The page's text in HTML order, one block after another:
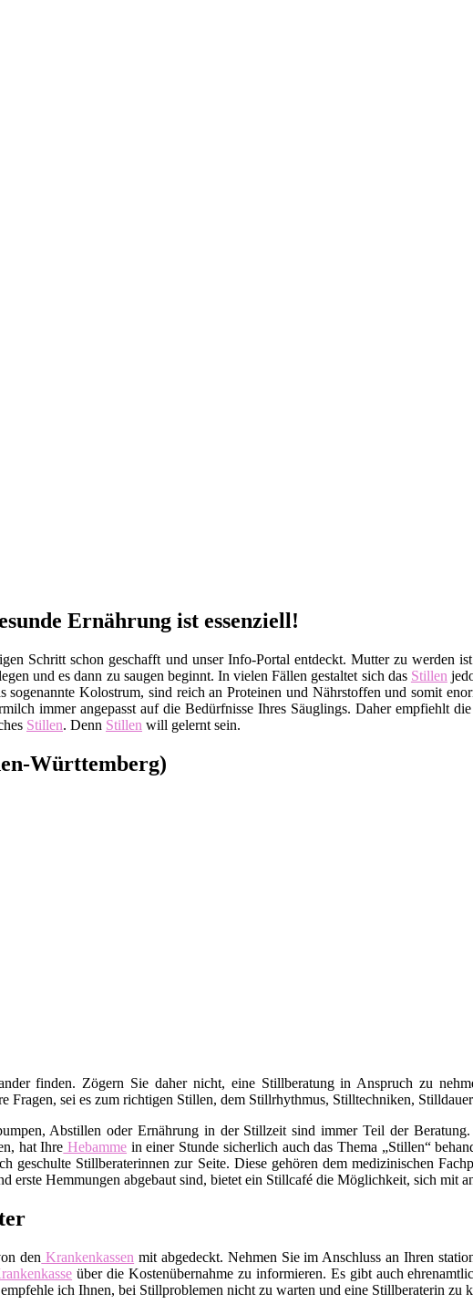
Ernährung ist essenziell!
Schritt schon geschafft und unser Info-Portal entdeckt. Mutter zu werden
und es dann zu saugen beginnt. In vielen Fällen gestaltet sich das Stillen
Kolostrum, sind reich an Proteinen und Nährstoffen und somit
immer angepasst auf die Bedürfnisse Ihres Säuglings. Daher empfiehlt
Stillen. Denn Stillen will gelernt sein.
Württemberg)
finden. Zögern Sie daher nicht, eine Stillberatung in Anspruch zu
sei es zum richtigen Stillen, dem Stillrhythmus, Stilltechniken,
Abstillen oder Ernährung in der Stillzeit sind immer Teil der
hat Ihre Hebamme in einer Stunde sicherlich auch das Thema „Stillen“
geschulte Stillberaterinnen zur Seite. Diese gehören dem medizinischen
erste Hemmungen abgebaut sind, bietet ein Stillcafé die Möglichkeit, sich mit
den Krankenkassen mit abgedeckt. Nehmen Sie im Anschluss an Ihren
über die Kostenübernahme zu informieren. Es gibt auch
ich Ihnen, bei Stillproblemen nicht zu warten und eine Stillberaterin zu